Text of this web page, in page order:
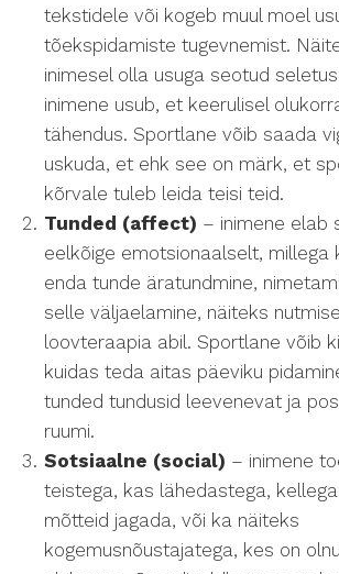
tekstidele või kogeb muul moel
tõekspidamiste tugevnemist.
inimesel olla usuga seotud
inimene usub, et keerulisel
tähendus. Sportlane võib saada
uskuda, et ehk see on märk, et
kõrvale tuleb leida teisi teid.
Tunded (affect) – inimene elab
eelkõige emotsionaalselt, millega
enda tunde äratundmine,
selle väljaelamine, näiteks
loovteraapia abil. Sportlane võib
kuidas teda aitas päeviku
tunded tundusid leevenevat ja
ruumi.
Sotsiaalne (social) – inimene
teistega, kas lähedastega,
mõtteid jagada, või ka näiteks
kogemusnõustajatega, kes on